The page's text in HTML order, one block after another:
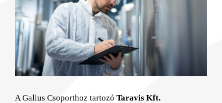
A Gallus Csoporthoz tartozó Taravis Kft.